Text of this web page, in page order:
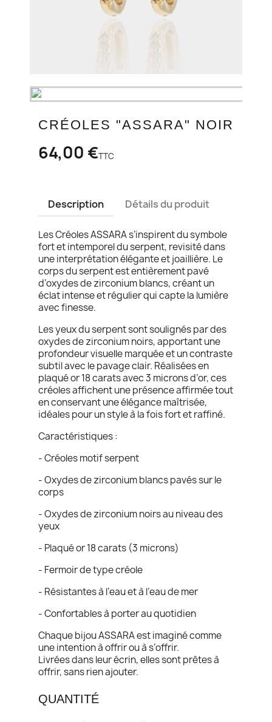
CRÉOLES "ASSARA" NOIR
64,00 €TTC
Description Détails du produit
Les Créoles ASSARA s’inspirent du symbole
fort et intemporel du serpent, revisité dans
une interprétation élégante et joaillière. Le
corps du serpent est entièrement pavé
d’oxydes de zirconium blancs, créant un
éclat intense et régulier qui capte la lumière
avec finesse.
Les yeux du serpent sont soulignés par des
oxydes de zirconium noirs, apportant une
profondeur visuelle marquée et un contraste
subtil avec le pavage clair. Réalisées en
plaqué or 18 carats avec 3 microns d’or, ces
créoles affichent une présence affirmée tout
en conservant une élégance maîtrisée,
idéales pour un style à la fois fort et raffiné.
Caractéristiques :
- Créoles motif serpent
- Oxydes de zirconium blancs pavés sur le
corps
- Oxydes de zirconium noirs au niveau des
yeux
- Plaqué or 18 carats (3 microns)
- Fermoir de type créole
- Résistantes à l’eau et à l’eau de mer
- Confortables à porter au quotidien
Chaque bijou ASSARA est imaginé comme
une intention à offrir ou à s’offrir.
Livrées dans leur écrin, elles sont prêtes à
offrir, sans rien ajouter.
QUANTITÉ